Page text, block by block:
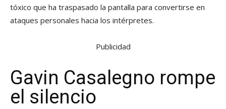
tóxico que ha traspasado la pantalla para convertirse en
ataques personales hacia los intérpretes.
Publicidad
Gavin Casalegno rompe
el silencio